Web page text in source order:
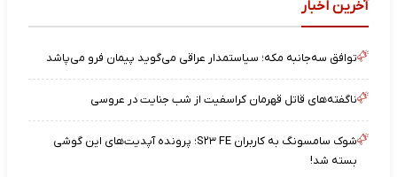
آخرین اخبار
توافق سه‌جانبه مکه؛ سیاستمدار عراقی می‌گوید پیمان فرو می‌پاشد
ناگفته‌های قاتل قهرمان کراسفیت از شب جنایت در عروسی
شوک سامسونگ به کاربران S۲۳ FE؛ پرونده آپدیت‌های این گوشی
بسته شد!